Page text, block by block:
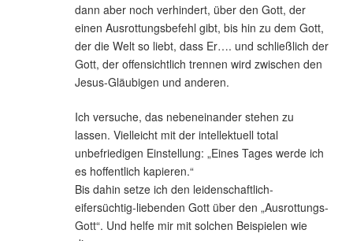
dann aber noch verhindert, über den Gott, der
einen Ausrottungsbefehl gibt, bis hin zu dem Gott,
der die Welt so liebt, dass Er…. und schließlich der
Gott, der offensichtlich trennen wird zwischen den
Jesus-Gläubigen und anderen.
Ich versuche, das nebeneinander stehen zu
lassen. Vielleicht mit der intellektuell total
unbefriedigen Einstellung: „Eines Tages werde ich
es hoffentlich kapieren.“
Bis dahin setze ich den leidenschaftlich-
eifersüchtig-liebenden Gott über den „Ausrottungs-
Gott“. Und helfe mir mit solchen Beispielen wie